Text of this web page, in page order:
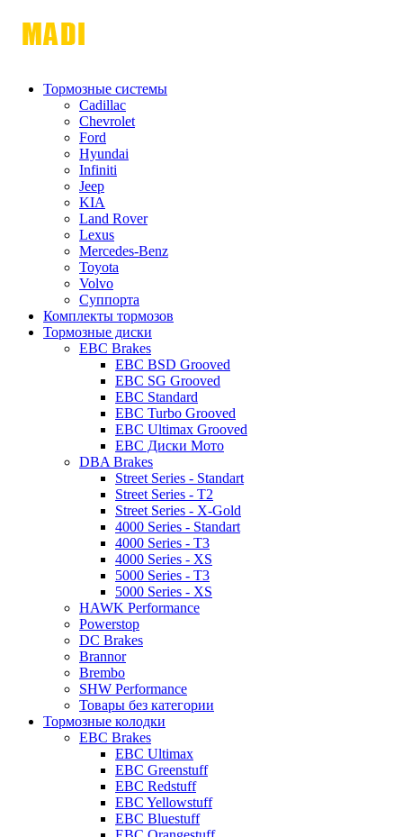
Тормозные системы
Cadillac
Chevrolet
Ford
Hyundai
Infiniti
Jeep
KIA
Land Rover
Lexus
Mercedes-Benz
Toyota
Volvo
Суппорта
Комплекты тормозов
Тормозные диски
EBC Brakes
EBC BSD Grooved
EBC SG Grooved
EBC Standard
EBC Turbo Grooved
EBC Ultimax Grooved
EBC Диски Мото
DBA Brakes
Street Series - Standart
Street Series - T2
Street Series - X-Gold
4000 Series - Standart
4000 Series - T3
4000 Series - XS
5000 Series - T3
5000 Series - XS
HAWK Performance
Powerstop
DC Brakes
Brannor
Brembo
SHW Performance
Товары без категории
Тормозные колодки
EBC Brakes
EBC Ultimax
EBC Greenstuff
EBC Redstuff
EBC Yellowstuff
EBC Bluestuff